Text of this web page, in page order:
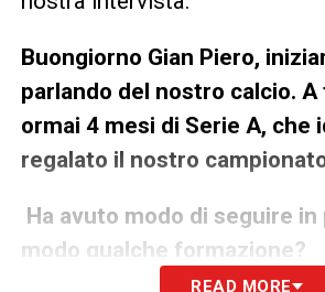
Buongiorno Gian Piero,
parlando del nostro calcio.
ormai 4 mesi di Serie A, che
regalato il nostro
Ha avuto modo di seguire
modo qualche formazione?
READ MORE